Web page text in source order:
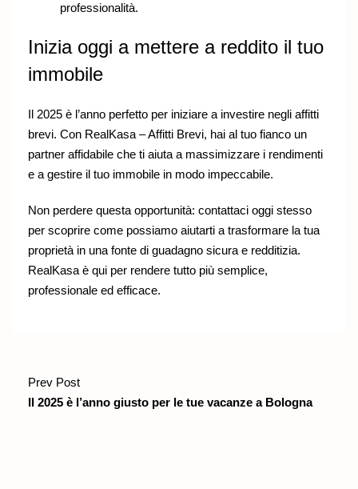
professionalità.
Inizia oggi a mettere a reddito il tuo
immobile
Il 2025 è l’anno perfetto per iniziare a investire negli affitti
brevi. Con RealKasa – Affitti Brevi, hai al tuo fianco un
partner affidabile che ti aiuta a massimizzare i rendimenti
e a gestire il tuo immobile in modo impeccabile.
Non perdere questa opportunità: contattaci oggi stesso
per scoprire come possiamo aiutarti a trasformare la tua
proprietà in una fonte di guadagno sicura e redditizia.
RealKasa è qui per rendere tutto più semplice,
professionale ed efficace.
Prev Post
Il 2025 è l’anno giusto per le tue vacanze a Bologna